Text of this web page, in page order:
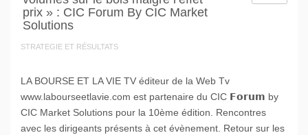
prix » : CIC Forum By CIC Market
Solutions
STRATEGIE ET RÉSULTATS
LA BOURSE ET LA VIE TV éditeur de la Web Tv
www.labourseetlavie.com est partenaire du CIC 𝗙𝗼𝗿𝘂𝗺 by
CIC Market Solutions pour la 10ème édition. Rencontres
avec les dirigeants présents à cet évènement. Retour sur les